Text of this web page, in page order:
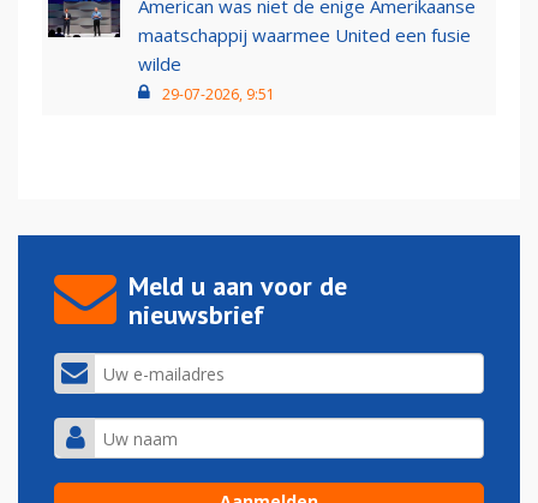
American was niet de enige Amerikaanse
maatschappij waarmee United een fusie
wilde
29-07-2026, 9:51
Meld u aan voor de
nieuwsbrief